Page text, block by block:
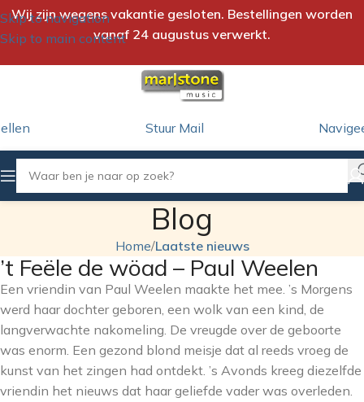
Skip to navigation
Skip to main content
Wij zijn wegens vakantie gesloten. Bestellingen worden
vanaf 24 augustus verwerkt.
Stuur Mail
Blog
Home/Laatste nieuws
’t Feële de wöad – Paul Weelen
Een vriendin van Paul Weelen maakte het mee. ’s Morgens
werd haar dochter geboren, een wolk van een kind, de
langverwachte nakomeling. De vreugde over de geboorte
was enorm. Een gezond blond meisje dat al reeds vroeg de
kunst van het zingen had ontdekt. ’s Avonds kreeg diezelfde
vriendin het nieuws dat haar geliefde vader was overleden.